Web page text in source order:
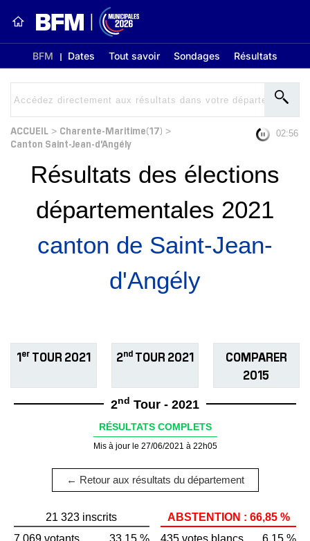
BFM Dates Tout savoir Sondages Résultats
ACCUEIL > Charente-Maritime(17) >
Canton Saint-Jean-d'Angély
02:56
Résultats des élections
départementales 2021
canton de Saint-Jean-
d'Angély
1er TOUR 2021 2ndTOUR 2021
COMPARER
2015
2nd Tour - 2021
RÉSULTATS COMPLETS
Mis à jour le 27/06/2021 à 22h05
← Retour aux résultats du département
21 323 inscrits
7 069 votants
33,15 %
ABSTENTION : 66,85 %
435 votes blancs
6,15 %